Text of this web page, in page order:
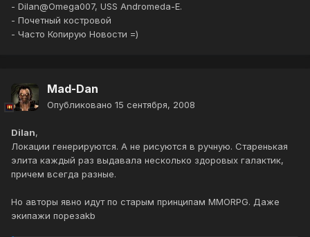
- Dilan@Omega007, USS Andromeda-E.
- Почетный костровой
- Часто Копирую Новости =)
Mad-Dan
Опубликовано 15 сентября, 2008
Dilan,
Локации генерируются. А не рисуются в ручную. Старенькая
элита каждый раз выдавала несколько здоровых галактик,
причем всегда разные.
Но авторы явно идут по старым принципам MMORPG. Даже
экипажи порезаkb